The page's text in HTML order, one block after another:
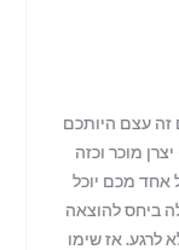
עצם היותכם
מוכר וכזה
אחד מכם יוכל
ביחס להוצאה
לרגע. אז שימו